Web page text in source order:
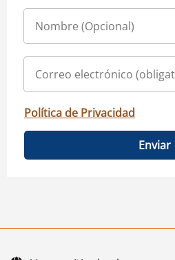
Política de Privacidad
Enviar